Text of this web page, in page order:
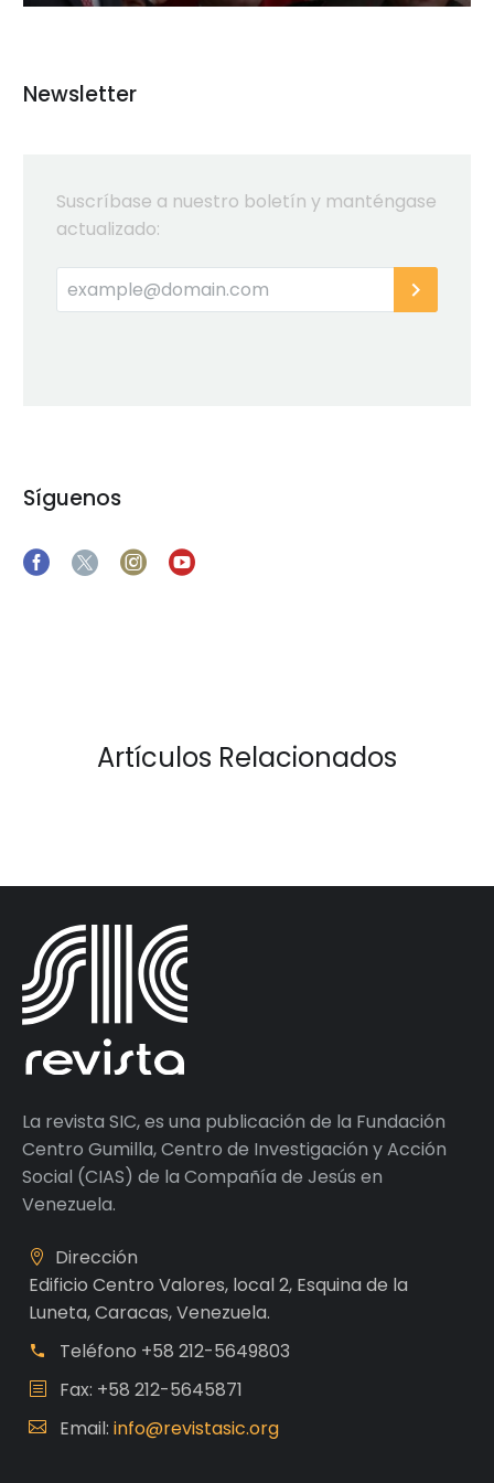
Newsletter
Suscríbase a nuestro boletín y manténgase
actualizado:
Síguenos
Artículos Relacionados
La revista SIC, es una publicación de la Fundación
Centro Gumilla, Centro de Investigación y Acción
Social (CIAS) de la Compañía de Jesús en
Venezuela.
Dirección
Edificio Centro Valores, local 2, Esquina de la
Luneta, Caracas, Venezuela.
Teléfono +58 212-5649803
Fax: +58 212-5645871
Email: info@revistasic.org